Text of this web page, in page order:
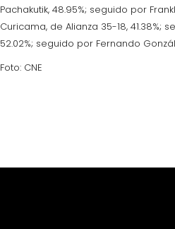
Pachakutik, 48.95%; seguido por
Curicama, de Alianza 35-18,
52.02%; seguido por Fernando
Foto: CNE